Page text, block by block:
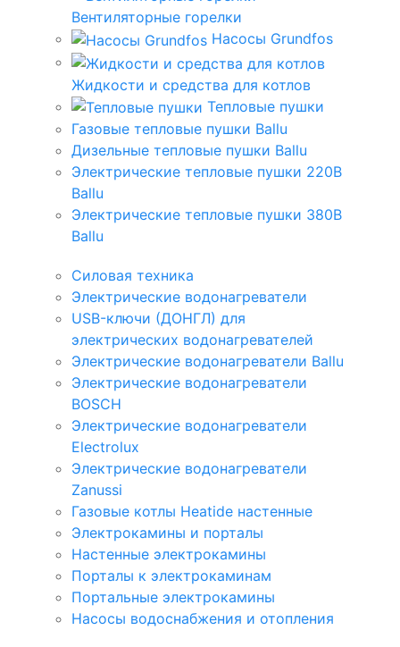
Вентиляторные горелки
Насосы Grundfos
Жидкости и средства для котлов
Тепловые пушки
Газовые тепловые пушки Ballu
Дизельные тепловые пушки Ballu
Электрические тепловые пушки 220В
Ballu
Электрические тепловые пушки 380В
Ballu
Силовая техника
Электрические водонагреватели
USB-ключи (ДОНГЛ) для
электрических водонагревателей
Электрические водонагреватели Ballu
Электрические водонагреватели
BOSCH
Электрические водонагреватели
Electrolux
Электрические водонагреватели
Zanussi
Газовые котлы Heatide настенные
Электрокамины и порталы
Настенные электрокамины
Порталы к электрокаминам
Портальные электрокамины
Насосы водоснабжения и отопления